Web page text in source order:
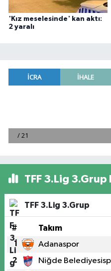
'Kız meselesinde' kan aktı:
2 yaralı
TFF 3.Lig 3.Grup
TFF 3.Lig 3.Grup
# Takım
1 Adanaspor
2 Niğde